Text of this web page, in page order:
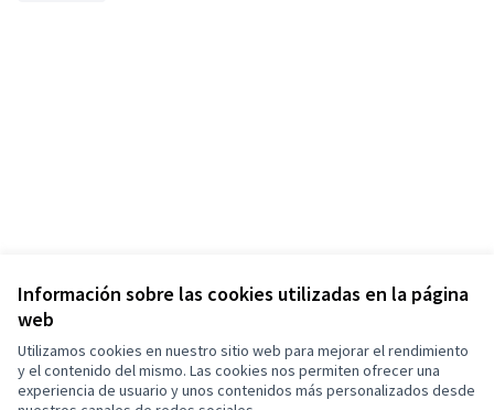
Información sobre las cookies utilizadas en la página
web
Utilizamos cookies en nuestro sitio web para mejorar el rendimiento
y el contenido del mismo. Las cookies nos permiten ofrecer una
experiencia de usuario y unos contenidos más personalizados desde